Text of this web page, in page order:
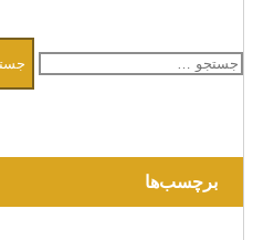
برای:
برچسب‌ها